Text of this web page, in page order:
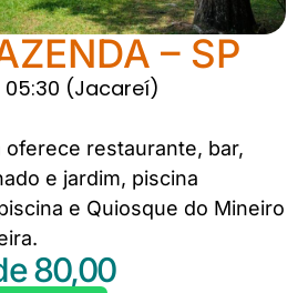
– SP
05:30 (Jacareí)
oferece restaurante, bar,
e jardim, piscina
e Quiosque do Mineiro
80,00